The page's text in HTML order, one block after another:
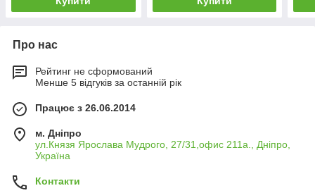
Про нас
Рейтинг не сформований
Менше 5 відгуків за останній рік
Працює з 26.06.2014
м. Дніпро
ул.Князя Ярослава Мудрого, 27/31,офис 211а., Дніпро,
Україна
Контакти